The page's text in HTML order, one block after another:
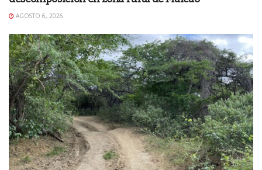
AGOSTO 6, 2026